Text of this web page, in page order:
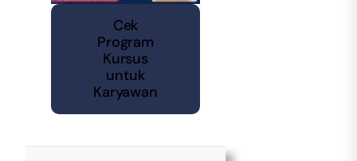
Cek
Program
Kursus
untuk
Karyawan